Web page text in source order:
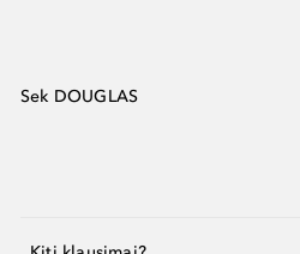
Sek DOUGLAS